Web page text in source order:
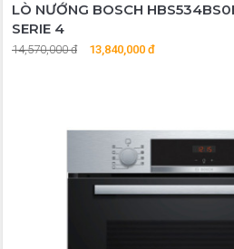
LÒ NƯỚNG BOSCH
SERIE 4
14,570,000 đ 13,840,000 đ